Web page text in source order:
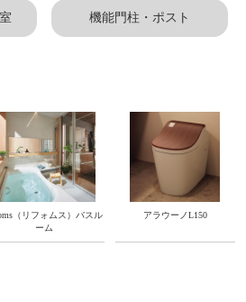
機能門柱・ポスト
（リフォムス）バスル
ーム
アラウーノL150